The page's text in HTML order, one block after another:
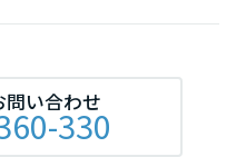
問い合わせ
330